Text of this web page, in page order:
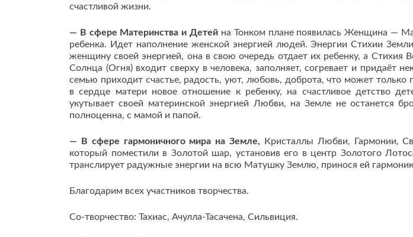
счастливой жизни.
— В сфере Материнства и Детей на Тонком плане появилась Женщина —
ребенка. Идет наполнение женской энергией людей. Энергии Стихии
женщину своей энергией, она в свою очередь отдает их ребенку, а Стихия
Солнца (Огня) входит сверху в человека, заполняет, согревает и придаёт
семью приходит счастье, радость, уют, любовь, доброта, что может
в сердце матери новое отношение к ребенку, на счастливое детство
укутывает своей материнской энергией Любви, на Земле не останется
полноценна, с мамой и папой.
— В сфере гармоничного мира на Земле, Кристаллы Любви, Гармонии,
который поместили в Золотой шар, установив его в центр Золотого
транслирует радужные энергии на всю Матушку Землю, принося ей
Благодарим всех участников творчества.
Со-творчество: Тахиас, Ачулла-Тасачена, Сильвиция.